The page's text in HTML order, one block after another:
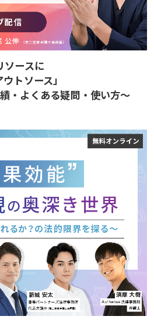
ソースに
トソース」
・よくある疑問・使い方～